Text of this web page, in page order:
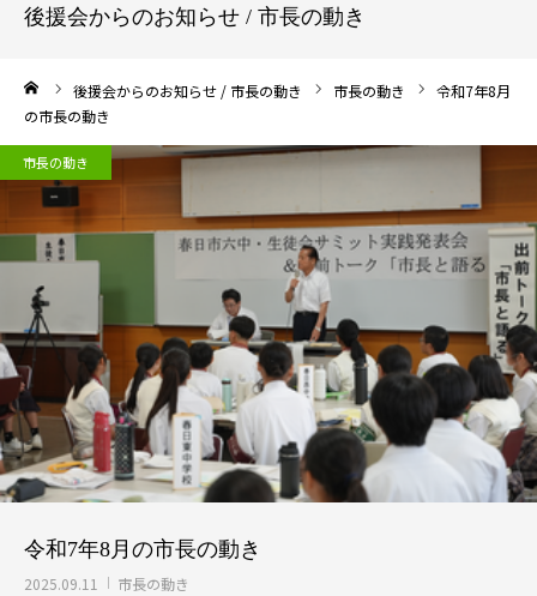
後援会からのお知らせ / 市長の動き
後援会からのお知らせ / 市長の動き 市長の動き
令和7年8月
の市長の動き
市長の動き
令和7年8月の市長の動き
2025.09.11 市長の動き